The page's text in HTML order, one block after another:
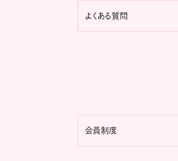
よくある質問
会員制度